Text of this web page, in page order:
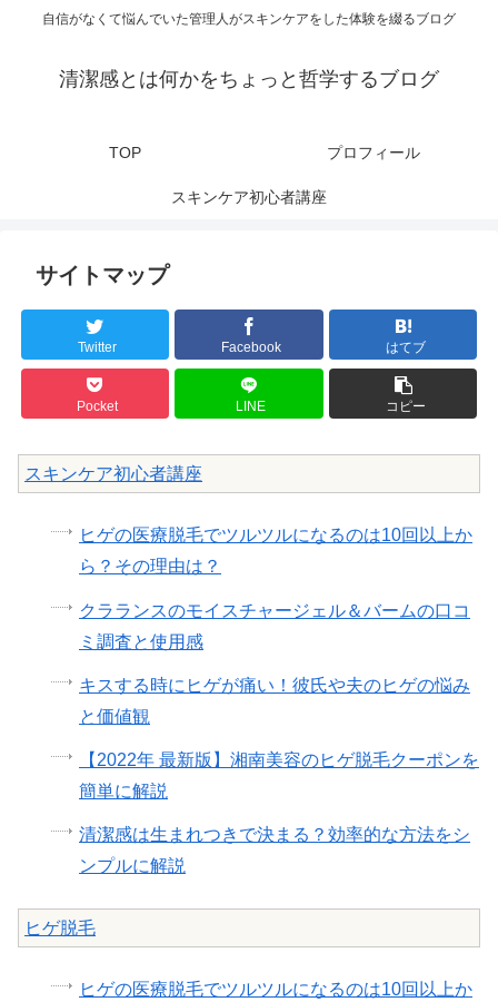
自信がなくて悩んでいた管理人がスキンケアをした体験を綴るブログ
清潔感とは何かをちょっと哲学するブログ
TOP プロフィール
スキンケア初心者講座
サイトマップ
Twitter Facebook はてブ
Pocket LINE コピー
スキンケア初心者講座
ヒゲの医療脱毛でツルツルになるのは10回以上か
ら？その理由は？
クラランスのモイスチャージェル＆バームの口コ
ミ調査と使用感
キスする時にヒゲが痛い！彼氏や夫のヒゲの悩み
と価値観
【2022年 最新版】湘南美容のヒゲ脱毛クーポンを
簡単に解説
清潔感は生まれつきで決まる？効率的な方法をシ
ンプルに解説
ヒゲ脱毛
ヒゲの医療脱毛でツルツルになるのは10回以上か